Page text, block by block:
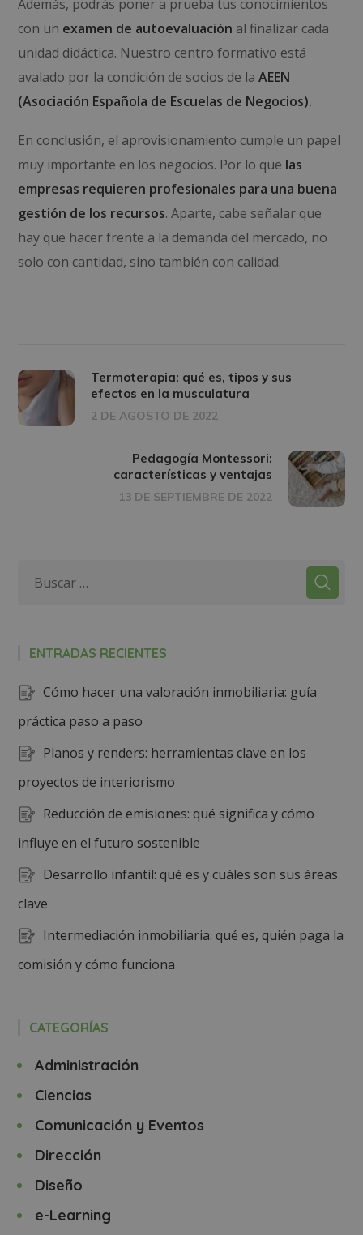
Además, podrás poner a prueba tus conocimientos
con un examen de autoevaluación al finalizar cada
unidad didáctica. Nuestro centro formativo está
avalado por la condición de socios de laAEEN
(Asociación Española de Escuelas de Negocios).
En conclusión, el aprovisionamiento cumple un papel
muy importante en los negocios. Por lo que las
empresas requieren profesionales para una buena
gestión de los recursos. Aparte, cabe señalar que
hay que hacer frente a la demanda del mercado, no
solo con cantidad, sino también con calidad.
Termoterapia: qué es, tipos y sus
efectos en la musculatura
2 DE AGOSTO DE 2022
Pedagogía Montessori:
características y ventajas
13 DE SEPTIEMBRE DE 2022
ENTRADAS RECIENTES
Cómo hacer una valoración inmobiliaria: guía
práctica paso a paso
Planos y renders: herramientas clave en los
proyectos de interiorismo
Reducción de emisiones: qué significa y cómo
influye en el futuro sostenible
Desarrollo infantil: qué es y cuáles son sus áreas
clave
Intermediación inmobiliaria: qué es, quién paga la
comisión y cómo funciona
CATEGORÍAS
Administración
Ciencias
Comunicación y Eventos
Dirección
Diseño
e-Learning